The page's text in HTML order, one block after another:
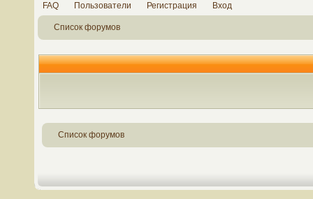
FAQ Пользователи Регистрация Вход
Список форумов
Список форумов